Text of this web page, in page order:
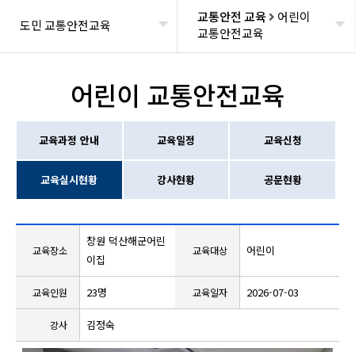
도민 교통안전교육 교통안전 교육
어린이
교통안전교육
어린이 교통안전교육
교육과정 안내 교육일정 교육신청
교육실시현황 강사현황 공문현황
교육장소
창원 덕산해군어린
이집
교육대상 어린이
교육인원 23명 교육일자 2026-07-03
강사 김정숙